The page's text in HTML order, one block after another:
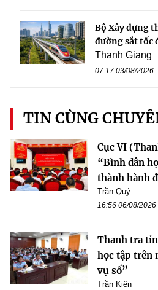
Bộ Xây dựng
đường sắt tốc
Thanh Giang
07:17 03/08/2026
TIN CÙNG
Cục VI
“Bình dân
thành hành
Trần Quý
16:56 06/08/2026
Thanh tra
học tập trên
vụ số”
Trần Kiên